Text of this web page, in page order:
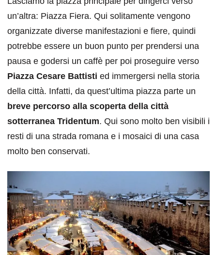
un’altra: Piazza Fiera. Qui solitamente vengono
organizzate diverse manifestazioni e fiere, quindi
potrebbe essere un buon punto per prendersi una
pausa e godersi un caffè per poi proseguire verso
Piazza Cesare Battisti ed immergersi nella storia
della città. Infatti, da quest’ultima piazza parte un
breve percorso alla scoperta della città
sotterranea Tridentum. Qui sono molto ben visibili i
resti di una strada romana e i mosaici di una casa
molto ben conservati.